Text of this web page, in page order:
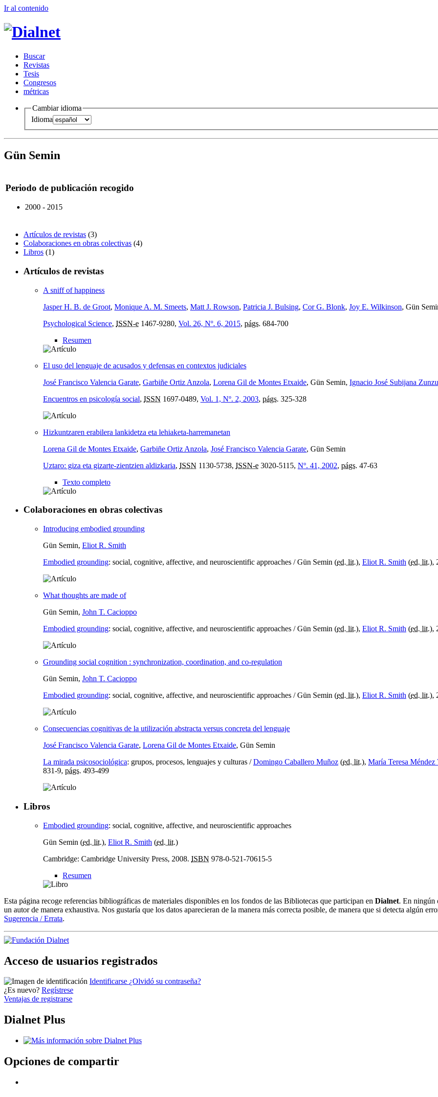
Ir al contenido
Buscar
Revistas
Tesis
Congresos
métricas
Cambiar idioma
Idioma
Gün Semin
Periodo de publicación recogido
2000 - 2015
Artículos de revistas (3)
Colaboraciones en obras colectivas (4)
Libros (1)
Artículos de revistas
A sniff of happiness
Jasper H. B. de Groot, Monique A. M. Smeets, Matt J. Rowson, Patricia J. Bulsing, Cor G. Blonk, Joy E. Wilkinson, Gün
Psychological Science, ISSN-e 1467-9280, Vol. 26, Nº. 6, 2015, págs. 684-700
Resumen
El uso del lenguaje de acusados y defensas en contextos judiciales
José Francisco Valencia Garate, Garbiñe Ortiz Anzola, Lorena Gil de Montes Etxaide, Gün Semin, Ignacio José Subijana
Encuentros en psicología social, ISSN 1697-0489, Vol. 1, Nº. 2, 2003, págs. 325-328
Hizkuntzaren erabilera lankidetza eta lehiaketa-harremanetan
Lorena Gil de Montes Etxaide, Garbiñe Ortiz Anzola, José Francisco Valencia Garate, Gün Semin
Uztaro: giza eta gizarte-zientzien aldizkaria, ISSN 1130-5738, ISSN-e 3020-5115, Nº. 41, 2002, págs. 47-63
Texto completo
Colaboraciones en obras colectivas
Introducing embodied grounding
Gün Semin, Eliot R. Smith
Embodied grounding: social, cognitive, affective, and neuroscientific approaches / Gün Semin (ed. lit.), Eliot R. Smith (ed. lit.),
What thoughts are made of
Gün Semin, John T. Cacioppo
Embodied grounding: social, cognitive, affective, and neuroscientific approaches / Gün Semin (ed. lit.), Eliot R. Smith (ed. lit.),
Grounding social cognition : synchronization, coordination, and co-regulation
Gün Semin, John T. Cacioppo
Embodied grounding: social, cognitive, affective, and neuroscientific approaches / Gün Semin (ed. lit.), Eliot R. Smith (ed. lit.),
Consecuencias cognitivas de la utilización abstracta versus concreta del lenguaje
José Francisco Valencia Garate, Lorena Gil de Montes Etxaide, Gün Semin
La mirada psicosociológica: grupos, procesos, lenguajes y culturas /Domingo Caballero Muñoz (ed. lit.), María Teresa Méndez
831-9, págs. 493-499
Libros
Embodied grounding: social, cognitive, affective, and neuroscientific approaches
Gün Semin (ed. lit.), Eliot R. Smith (ed. lit.)
Cambridge: Cambridge University Press, 2008. ISBN 978-0-521-70615-5
Resumen
Esta página recoge referencias bibliográficas de materiales disponibles en los fondos de las Bibliotecas que participan en Dialnet. En ningún
un autor de manera exhaustiva. Nos gustaría que los datos aparecieran de la manera más correcta posible, de manera que si detecta algún
Sugerencia / Errata.
Acceso de usuarios registrados
Identificarse ¿Olvidó su contraseña?
¿Es nuevo? Regístrese
Ventajas de registrarse
Dialnet Plus
Opciones de compartir